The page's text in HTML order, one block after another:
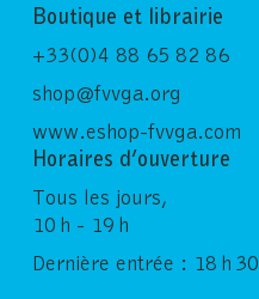
Boutique et librairie
+33(0)4 88 65 82 86
shop@fvvga.org
www.eshop-fvvga.com
Horaires d’ouverture
Tous les jours,
10 h - 19 h
Dernière entrée : 18 h 30